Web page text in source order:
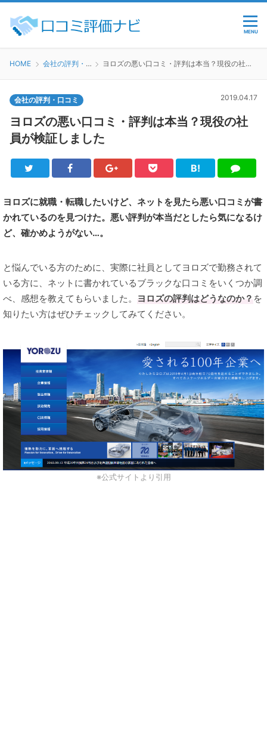
MENU
HOME 会社の評判・口コミ ヨロズの悪い口コミ・評判は本当？現役の社員が検証しました
会社の評判・口コミ 2019.04.17
ヨロズの悪い口コミ・評判は本当？現役の社
員が検証しました
Twitter FacebookGoogle+Pocket
B!
は
ブ
LINE
ヨロズに就職・転職したいけど、ネットを見たら悪い口コミが書
かれているのを見つけた。悪い評判が本当だとしたら気になるけ
ど、確かめようがない…。
と悩んでいる方のために、実際に社員としてヨロズで勤務されて
いる方に、ネットに書かれているブラックな口コミをいくつか調
べ、感想を教えてもらいました。
ヨロズの評判はどうなのか？ を
知りたい方はぜひチェックしてみてください。
※公式サイトより引用